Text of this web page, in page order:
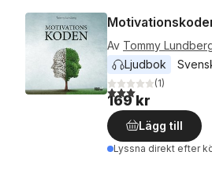
Av Tommy
Ljudbok
3,0utav 5 stjärnor.
(1)
169 kr
Lägg till
Lyssna direkt efter